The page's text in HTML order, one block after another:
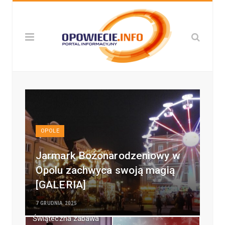
OPOLE
Jarmark Bożonarodzeniowy w
Opolu zachwyca swoją magią
[GALERIA]
7 GRUDNIA 2025
Świąteczna zabawa